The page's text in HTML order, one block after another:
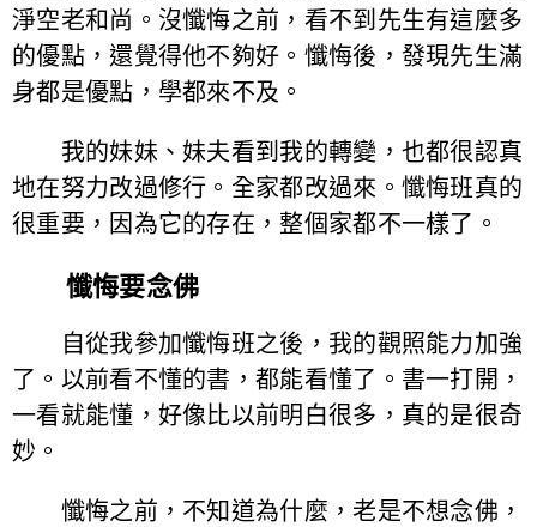
淨空老和尚。沒懺悔之前，看不到先生有這麼多
的優點，還覺得他不夠好。懺悔後，發現先生滿
身都是優點，學都來不及。
我的妹妹、妹夫看到我的轉變，也都很認真
地在努力改過修行。全家都改過來。懺悔班真的
很重要，因為它的存在，整個家都不一樣了。
懺悔要念佛
自從我參加懺悔班之後，我的觀照能力加強
了。以前看不懂的書，都能看懂了。書一打開，
一看就能懂，好像比以前明白很多，真的是很奇
妙。
懺悔之前，不知道為什麼，老是不想念佛，